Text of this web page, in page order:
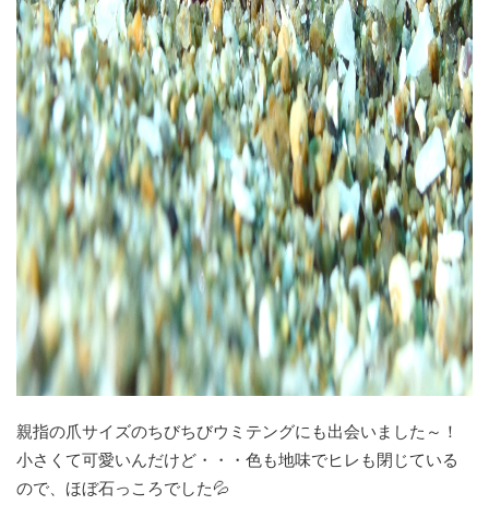
親指の爪サイズのちびちびウミテングにも出会いました～！
小さくて可愛いんだけど・・・色も地味でヒレも閉じている
ので、ほぼ石っころでした💦